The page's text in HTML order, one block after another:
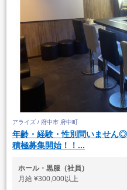
アライズ / 府中市 府中町
年齢・経験・性別問いません
積極募集開始！！...
ホール・黒服（社員）
月給 ¥300,000以上